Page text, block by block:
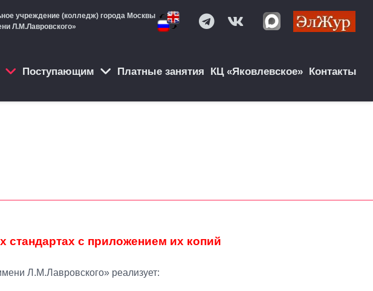
учреждение (колледж) города Москвы
Л.М.Лавровского»
Поступающим Платные занятия КЦ «Яковлевское» Контакты
с приложением их копий
Л.М.Лавровского» реализует: